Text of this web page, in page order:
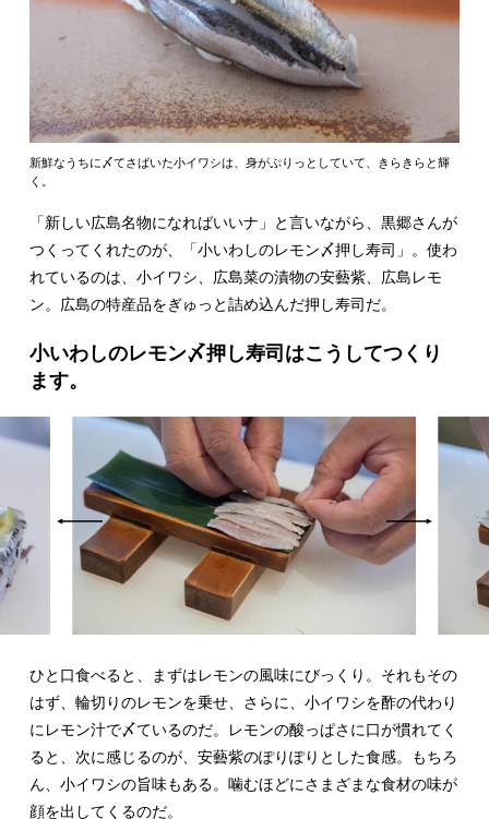
新鮮なうちに〆てさばいた小イワシは、身がぷりっとしていて、きらきらと輝
く。
「新しい広島名物になればいいナ」と言いながら、黒郷さんが
つくってくれたのが、「小いわしのレモン〆押し寿司」。使わ
れているのは、小イワシ、広島菜の漬物の安藝紫、広島レモ
ン。広島の特産品をぎゅっと詰め込んだ押し寿司だ。
小いわしのレモン〆押し寿司はこうしてつくり
ます。
ひと口食べると、まずはレモンの風味にびっくり。それもその
はず、輪切りのレモンを乗せ、さらに、小イワシを酢の代わり
にレモン汁で〆ているのだ。レモンの酸っぱさに口が慣れてく
ると、次に感じるのが、安藝紫のぽりぽりとした食感。もちろ
ん、小イワシの旨味もある。噛むほどにさまざまな食材の味が
顔を出してくるのだ。